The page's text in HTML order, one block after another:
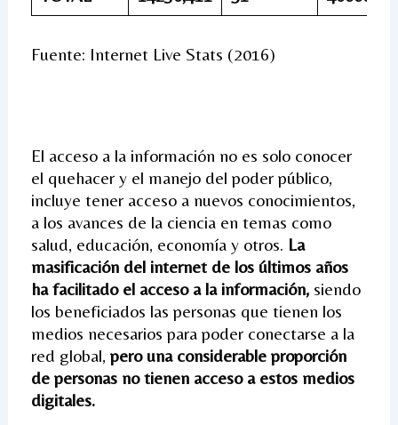
Fuente: Internet Live Stats (2016)
El acceso a la información no es solo conocer
el quehacer y el manejo del poder público,
incluye tener acceso a nuevos conocimientos,
a los avances de la ciencia en temas como
salud, educación, economía y otros. La
masificación del internet de los últimos años
ha facilitado el acceso a la información,siendo
los beneficiados las personas que tienen los
medios necesarios para poder conectarse a la
red global, pero una considerable proporción
de personas no tienen acceso a estos medios
digitales.